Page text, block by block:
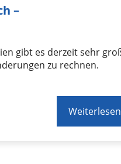
–
gibt es derzeit sehr
zu rechnen.
Weiterlesen